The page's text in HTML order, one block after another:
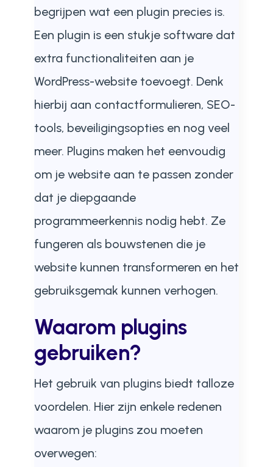
begrijpen wat een plugin precies is.
Een plugin is een stukje software dat
extra functionaliteiten aan je
WordPress-website toevoegt. Denk
hierbij aan contactformulieren, SEO-
tools, beveiligingsopties en nog veel
meer. Plugins maken het eenvoudig
om je website aan te passen zonder
dat je diepgaande
programmeerkennis nodig hebt. Ze
fungeren als bouwstenen die je
website kunnen transformeren en het
gebruiksgemak kunnen verhogen.
Waarom plugins
gebruiken?
Het gebruik van plugins biedt talloze
voordelen. Hier zijn enkele redenen
waarom je plugins zou moeten
overwegen: